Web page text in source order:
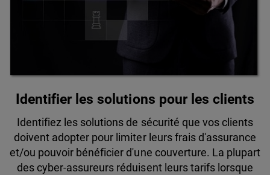
Identifier les solutions pour les clients
Identifiez les solutions de sécurité que vos clients
doivent adopter pour limiter leurs frais d'assurance
et/ou pouvoir bénéficier d'une couverture. La plupart
des cyber-assureurs réduisent leurs tarifs lorsque